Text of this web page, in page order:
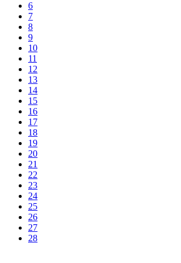
6
7
8
9
10
11
12
13
14
15
16
17
18
19
20
21
22
23
24
25
26
27
28